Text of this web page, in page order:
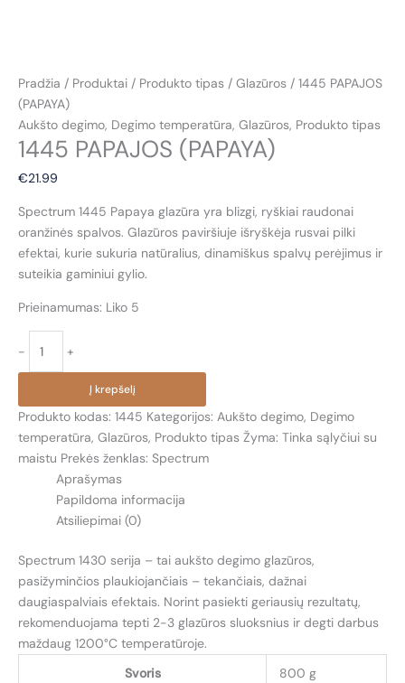
Pradžia / Produktai / Produkto tipas / Glazūros / 1445 PAPAJOS
(PAPAYA)
Aukšto degimo, Degimo temperatūra, Glazūros, Produkto tipas
1445 PAPAJOS (PAPAYA)
€21.99
Spectrum 1445 Papaya glazūra yra blizgi, ryškiai raudonai
oranžinės spalvos. Glazūros paviršiuje išryškėja rusvai pilki
efektai, kurie sukuria natūralius, dinamiškus spalvų perėjimus ir
suteikia gaminiui gylio.
Prieinamumas: Liko 5
-
kiekis:
(PAPAYA)
+
Į krepšelį
Produkto kodas: 1445 Kategorijos: Aukšto degimo, Degimo
temperatūra, Glazūros, Produkto tipas Žyma: Tinka sąlyčiui su
maistu Prekės ženklas: Spectrum
Aprašymas
Papildoma informacija
Atsiliepimai (0)
Spectrum 1430 serija – tai aukšto degimo glazūros,
pasižyminčios plaukiojančiais – tekančiais, dažnai
daugiaspalviais efektais. Norint pasiekti geriausių rezultatų,
rekomenduojama tepti 2-3 glazūros sluoksnius ir degti darbus
maždaug 1200°C temperatūroje.
Svoris
800 g